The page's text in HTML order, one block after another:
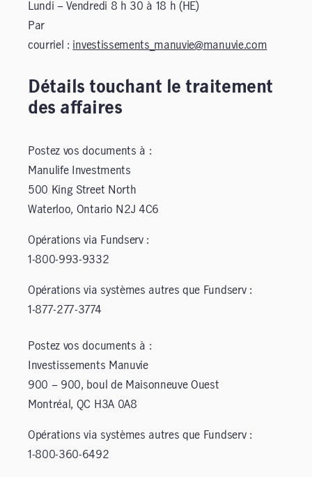
Lundi – Vendredi 8 h 30 à 18 h (HE)
Par
courriel : investissements_manuvie@manuvie.com
Détails touchant le traitement
des affaires
Postez vos documents à :
Manulife Investments
500 King Street North
Waterloo, Ontario N2J 4C6
Opérations via Fundserv :
1-800-993-9332
Opérations via systèmes autres que Fundserv :
1-877-277-3774
Postez vos documents à :
Investissements Manuvie
900 – 900, boul de Maisonneuve Ouest
Montréal, QC H3A 0A8
Opérations via systèmes autres que Fundserv :
1-800-360-6492